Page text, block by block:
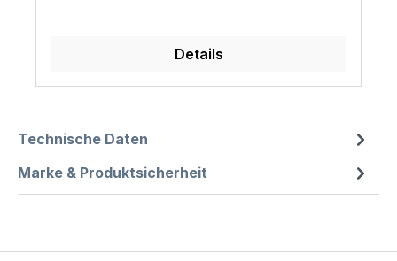
Details
Technische Daten
Marke & Produktsicherheit